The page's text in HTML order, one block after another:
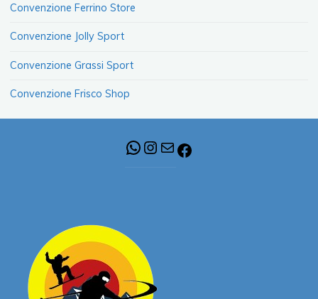
Convenzione Ferrino Store
Convenzione Jolly Sport
Convenzione Grassi Sport
Convenzione Frisco Shop